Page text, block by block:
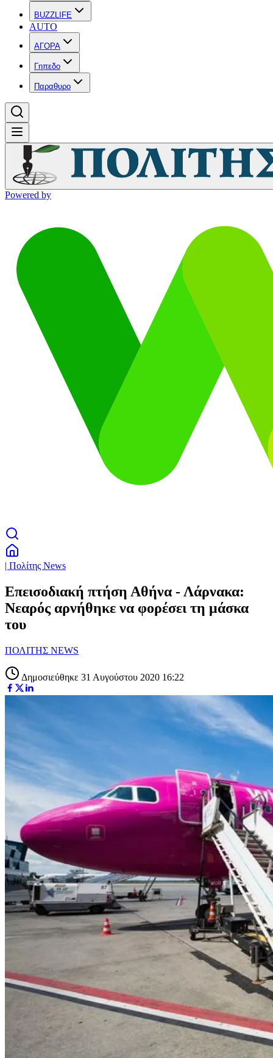
BUZZLIFE
AUTO
ΑΓΟΡΑ
Γηπεδο
Παραθυρο
Powered by
| Πολίτης News
Επεισοδιακή πτήση Αθήνα - Λάρνακα:
Νεαρός αρνήθηκε να φορέσει τη μάσκα
του
ΠΟΛΙΤΗΣ NEWS
Δημοσιεύθηκε 31 Αυγούστου 2020 16:22